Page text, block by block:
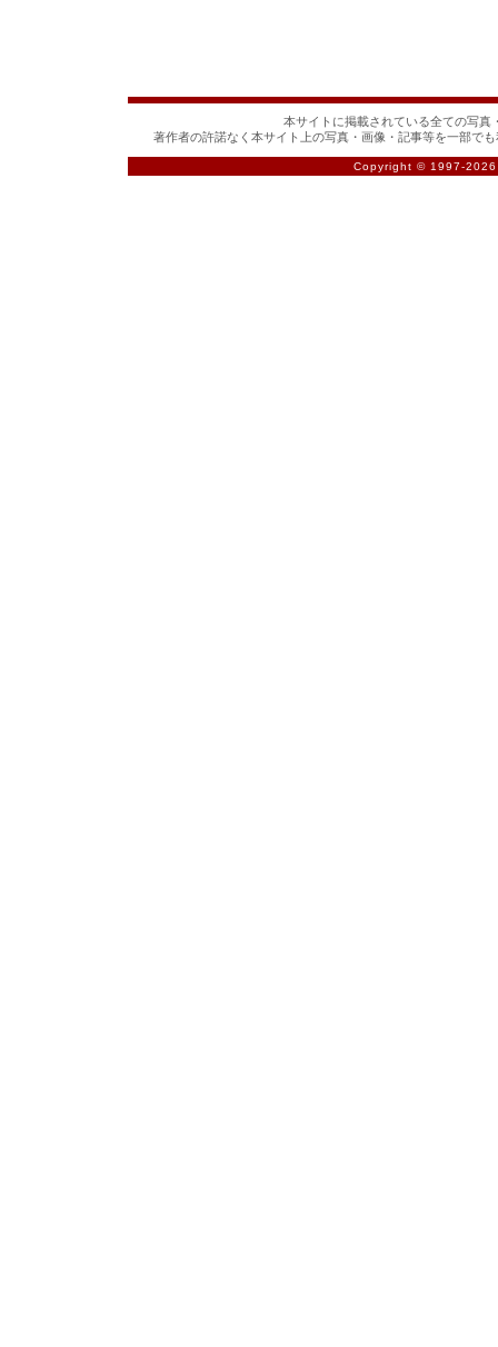
本サイトに掲載されている全ての写真
著作者の許諾なく本サイト上の写真・画像・記事等を一部で
Copyright © 1997-